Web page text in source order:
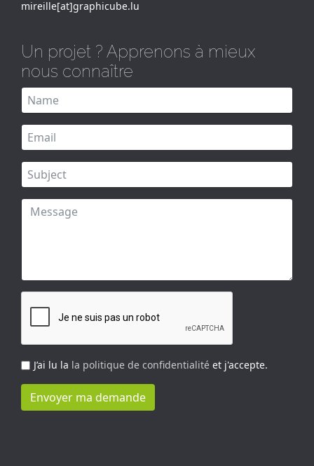
mireille[at]graphicube.lu
Un projet ? Apprenons à mieux
nous connaître
J’ai lu la la politique de confidentialité et j'accepte.
Envoyer ma demande